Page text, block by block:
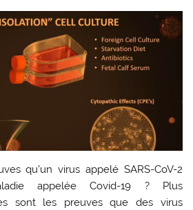
qu’un virus appelé SARS-CoV-2
appelée Covid-19 ? Plus
sont les preuves que des virus